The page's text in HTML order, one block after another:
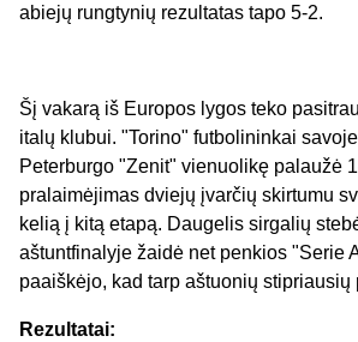
abiejų rungtynių rezultatas tapo 5-2.
Šį vakarą iš Europos lygos teko
italų klubui. "Torino" futbolininkai
Peterburgo "Zenit" vienuolikę palaužė
pralaimėjimas dviejų įvarčių skirtumu
kelią į kitą etapą. Daugelis sirgalių
aštuntfinalyje žaidė net penkios "Serie
paaiškėjo, kad tarp aštuonių stipriausių
Rezultatai: